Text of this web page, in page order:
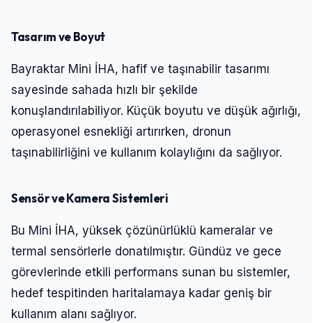
Tasarım ve Boyut
Bayraktar Mini İHA, hafif ve taşınabilir tasarımı
sayesinde sahada hızlı bir şekilde
konuşlandırılabiliyor. Küçük boyutu ve düşük ağırlığı,
operasyonel esnekliği artırırken, dronun
taşınabilirliğini ve kullanım kolaylığını da sağlıyor.
Sensör ve Kamera Sistemleri
Bu Mini İHA, yüksek çözünürlüklü kameralar ve
termal sensörlerle donatılmıştır. Gündüz ve gece
görevlerinde etkili performans sunan bu sistemler,
hedef tespitinden haritalamaya kadar geniş bir
kullanım alanı sağlıyor.